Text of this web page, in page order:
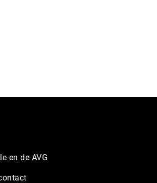
en de AVG